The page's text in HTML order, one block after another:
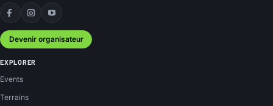
Facebook
Instagram
YouTube
Devenir organisateur
EXPLORER
Events
Terrains